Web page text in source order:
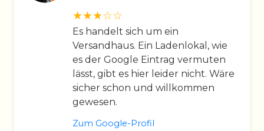
Es handelt sich um ein
Versandhaus. Ein Ladenlokal, wie
es der Google Eintrag vermuten
lässt, gibt es hier leider nicht. Wäre
sicher schon und willkommen
gewesen.
Zum Google-Profil